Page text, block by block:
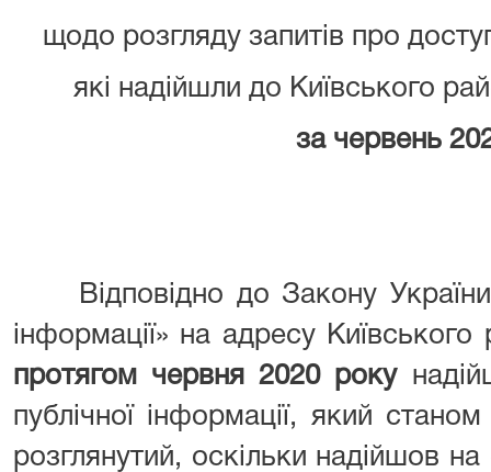
щодо розгляду запитів про
які надійшли до Київського
за червень
Відповідно до Закону України
інформації» на адресу
протягом червня 2020 року
публічної інформації, який
розглянутий, оскільки надійшов